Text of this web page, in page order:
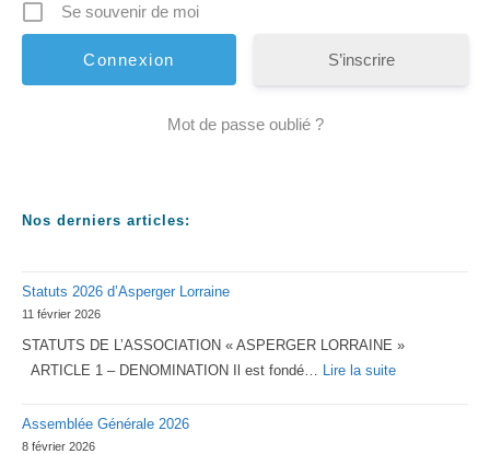
Se souvenir de moi
S’inscrire
Mot de passe oublié ?
Nos derniers articles:
Statuts 2026 d’Asperger Lorraine
11 février 2026
STATUTS DE L’ASSOCIATION « ASPERGER LORRAINE »
ARTICLE 1 – DENOMINATION Il est fondé… Lire la suite:
Assemblée Générale 2026
8 février 2026